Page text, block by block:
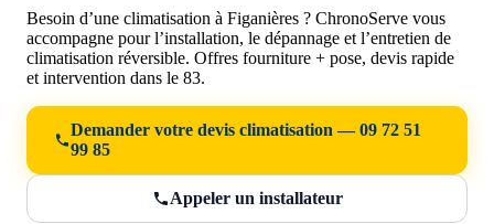
Besoin d’une climatisation à Figanières ? ChronoServe vous
accompagne pour l’installation, le dépannage et l’entretien de
climatisation réversible. Offres fourniture + pose, devis rapide
et intervention dans le 83.
Demander votre devis climatisation — 09 72 51
99 85
Appeler un installateur